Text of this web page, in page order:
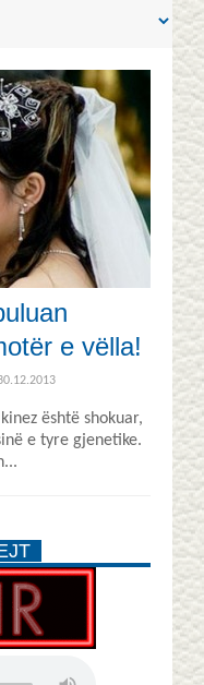
e vëlla!
është shokuar,
e tyre gjenetike.